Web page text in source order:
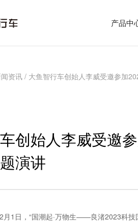
产品中
资讯 / 大鱼智行车创始人李威受邀参加
创始人李威受邀
演讲
1日，“国潮起·万物生——良渚2023科技